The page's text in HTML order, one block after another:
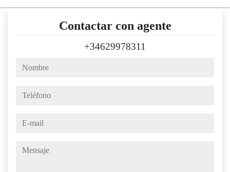
Contactar con agente
+34629978311
nombre
teléfono
e-mail
mensaje